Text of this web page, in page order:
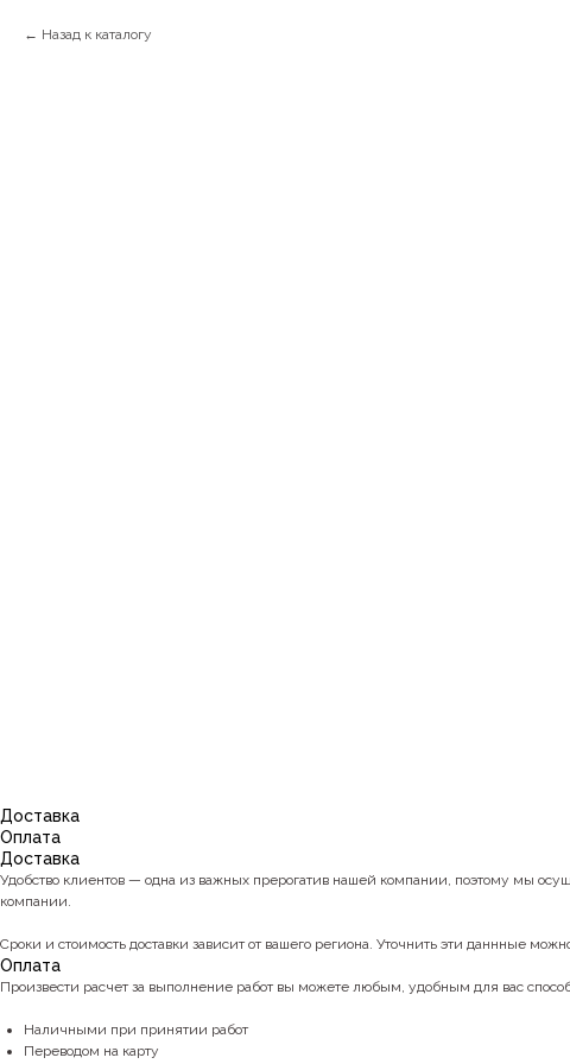
Назад к каталогу
Доставка
Оплата
Доставка
Удобство клиентов — одна из важных прерогатив нашей компании, поэтому мы
компании.
Сроки и стоимость доставки зависит от вашего региона. Уточнить эти даннные
Оплата
Произвести расчет за выполнение работ вы можете любым, удобным для вас
Наличными при принятии работ
Переводом на карту